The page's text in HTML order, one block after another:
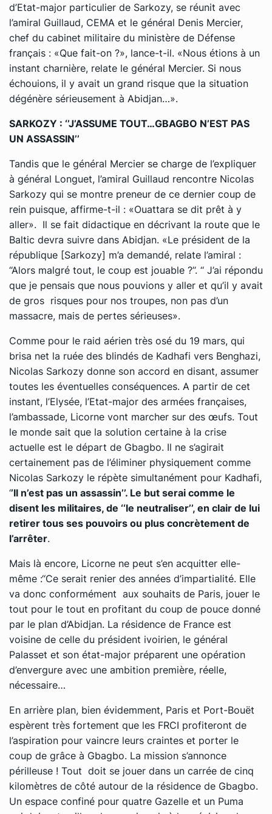
d’Etat-major particulier de Sarkozy, se réunit avec
l’amiral Guillaud, CEMA et le général Denis Mercier,
chef du cabinet militaire du ministère de Défense
français : «Que fait-on ?», lance-t-il. «Nous étions à un
instant charnière, relate le général Mercier. Si nous
échouions, il y avait un grand risque que la situation
dégénère sérieusement à Abidjan…».
SARKOZY : ‘’J’ASSUME TOUT…GBAGBO N’EST PAS
UN ASSASSIN’’
Tandis que le général Mercier se charge de l’expliquer
à général Longuet, l’amiral Guillaud rencontre Nicolas
Sarkozy qui se montre preneur de ce dernier coup de
rein puisque, affirme-t-il : «Ouattara se dit prêt à y
aller». Il se fait didactique en décrivant la route que le
Baltic devra suivre dans Abidjan. «Le président de la
république [Sarkozy] m’a demandé, relate l’amiral :
‘‘Alors malgré tout, le coup est jouable ?’’. ‘‘ J’ai répondu
que je pensais que nous pouvions y aller et qu’il y avait
de gros risques pour nos troupes, non pas d’un
massacre, mais de pertes sérieuses».
Comme pour le raid aérien très osé du 19 mars, qui
brisa net la ruée des blindés de Kadhafi vers Benghazi,
Nicolas Sarkozy donne son accord en disant, assumer
toutes les éventuelles conséquences. A partir de cet
instant, l’Elysée, l’Etat-major des armées françaises,
l’ambassade, Licorne vont marcher sur des œufs. Tout
le monde sait que la solution certaine à la crise
actuelle est le départ de Gbagbo. Il ne s’agirait
certainement pas de l’éliminer physiquement comme
Nicolas Sarkozy le répète simultanément pour Kadhafi,
‘’Il n’est pas un assassin’’. Le but serai comme le
disent les militaires, de ‘‘le neutraliser’’, en clair de lui
retirer tous ses pouvoirs ou plus concrètement de
l’arrêter.
Mais là encore, Licorne ne peut s’en acquitter elle-
même :‘‘Ce serait renier des années d’impartialité. Elle
va donc conformément aux souhaits de Paris, jouer le
tout pour le tout en profitant du coup de pouce donné
par le plan d’Abidjan. La résidence de France est
voisine de celle du président ivoirien, le général
Palasset et son état-major préparent une opération
d’envergure avec une ambition première, réelle,
nécessaire…
En arrière plan, bien évidemment, Paris et Port-Bouët
espèrent très fortement que les FRCI profiteront de
l’aspiration pour vaincre leurs craintes et porter le
coup de grâce à Gbagbo. La mission s’annonce
périlleuse ! Tout doit se jouer dans un carrée de cinq
kilomètres de côté autour de la résidence de Gbagbo.
Un espace confiné pour quatre Gazelle et un Puma